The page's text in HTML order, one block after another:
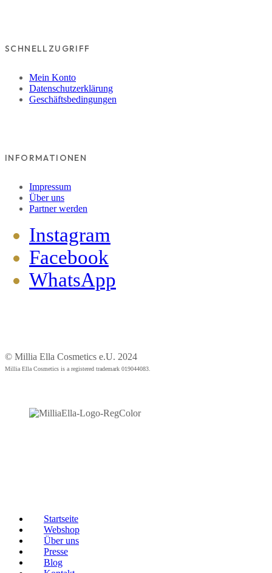
SCHNELLZUGRIFF
Mein Konto
Datenschutzerklärung
Geschäftsbedingungen
INFORMATIONEN
Impressum
Über uns
Partner werden
Instagram
Facebook
WhatsApp
© Millia Ella Cosmetics e.U. 2024
Millia Ella Cosmetics is a registered trademark 019044083.
Startseite
Webshop
Über uns
Presse
Blog